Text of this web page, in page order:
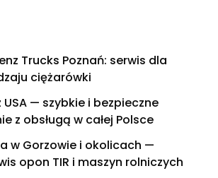
Trucks Poznań: serwis dla
ciężarówki
— szybkie i bezpieczne
z obsługą w całej Polsce
w Gorzowie i okolicach —
opon TIR i maszyn rolniczych